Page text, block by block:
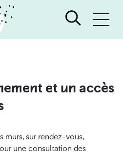
et un accès
murs, sur rendez-vous,
une consultation des
ce site